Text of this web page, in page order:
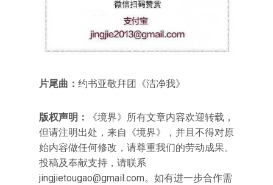
片尾曲： 约书亚敬拜团《洁净我》
版权声明：
《境界》所有文章内容欢迎转载，
但请注明出处，来自《境界》，并且不得对原
始内容做任何修改，请尊重我们的劳动成果。
投稿及奉献支持，请联系
jingjietougao@gmail.com。如有进一步合作需